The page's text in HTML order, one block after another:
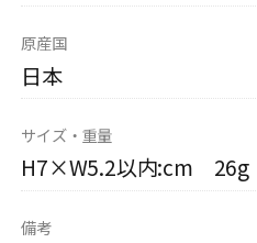
原産国
日本
サイズ・重量
H7×W5.2以内:cm 26g
備考